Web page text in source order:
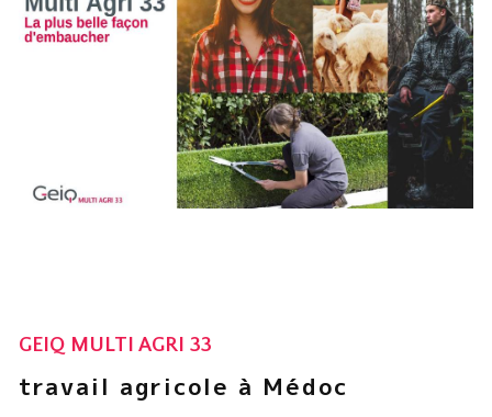
GEIQ MULTI AGRI 33
travail agricole à Médoc